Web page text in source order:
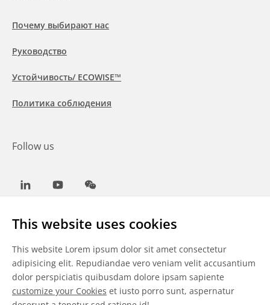
This website uses cookies
This website Lorem ipsum dolor sit amet consectetur
adipisicing elit. Repudiandae vero veniam velit accusantium
dolor perspiciatis quibusdam dolore ipsam sapiente
customize your Cookies et iusto porro sunt, aspernatur
Почему выбирают нас
Руководство
Устойчивость/ ECOWISE™
Политика соблюдения
Follow us
LinkedInYoutubeWeChat
Общие условия
Отказ от ответственности